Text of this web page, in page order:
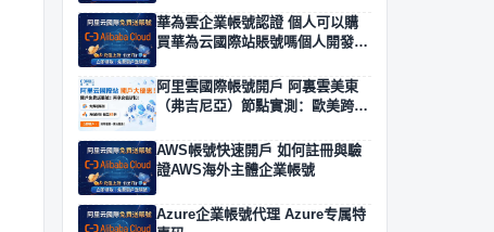
華為雲企業帳號認證 個人可以購
買華為云國際站賬號嗎個人開發者
阿里雲國際帳號開戶 阿裏雲美東
（弗吉尼亞）節點實測：歐美跨境
AWS帳號快速開戶 如何註冊與驗
證AWS海外主體企業帳號
Azure企業帳號代理 Azure专属特